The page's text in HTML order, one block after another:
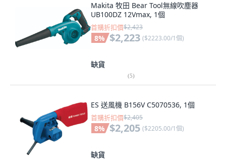
Makita 牧田 Bear Tool無線吹塵器
UB100DZ 12Vmax, 1個
首購折扣價$2,423
8% $2,223 ($2223.00/1個)
缺貨
(5)
ES 送風機 B156V C5070536, 1個
首購折扣價$2,405
8% $2,205 ($2205.00/1個)
缺貨